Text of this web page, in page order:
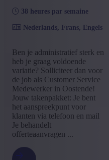
38 heures par semaine
Nederlands, Frans, Engels
Ben je administratief sterk en
heb je graag voldoende
variatie? Solliciteer dan voor
de job als Customer Service
Medewerker in Oostende!
Jouw takenpakket: Je bent
het aanspreekpunt voor
klanten via telefoon en mail
Je behandelt
offerteaanvragen ...